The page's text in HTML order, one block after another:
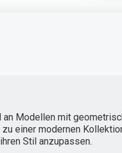
Modellen mit
einer modernen
Stil anzupassen.